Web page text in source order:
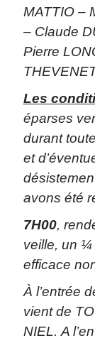
MATTIO –
– Claude
Pierre
Les
éparses
durant
et
avons été
7H00,
veille, un ¼
efficace
À l’entrée
vient de
NIEL. A